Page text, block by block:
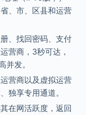
、市、区县和运营
、找回密码、支付
营商，3秒可达，
并发。
营商以及虚拟运营
独享专用通道。
在网活跃度，返回